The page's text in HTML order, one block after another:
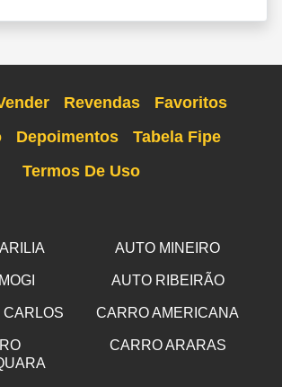
Revendas
Favoritos
Depoimentos
Tabela Fipe
Termos De Uso
AUTO MINEIRO
AUTO RIBEIRÃO
CARLOS CARRO AMERICANA
CARRO ARARAS